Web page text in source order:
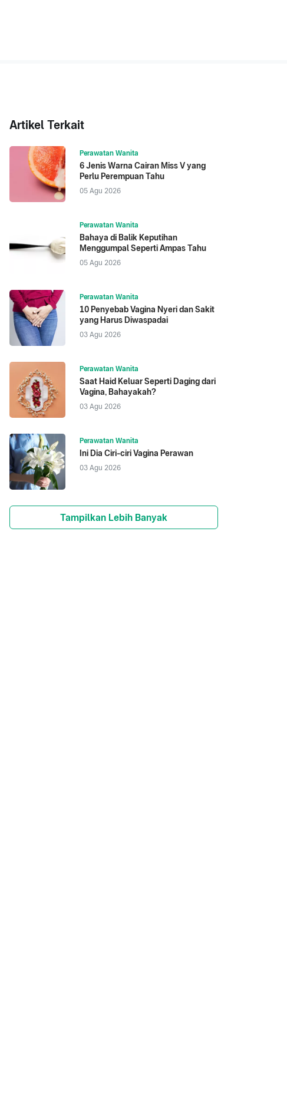
Artikel Terkait
Perawatan Wanita
6 Jenis Warna Cairan Miss V yang
Perlu Perempuan Tahu
05 Agu 2026
Perawatan Wanita
Bahaya di Balik Keputihan
Menggumpal Seperti Ampas Tahu
05 Agu 2026
Perawatan Wanita
10 Penyebab Vagina Nyeri dan Sakit
yang Harus Diwaspadai
03 Agu 2026
Perawatan Wanita
Saat Haid Keluar Seperti Daging dari
Vagina, Bahayakah?
03 Agu 2026
Perawatan Wanita
Ini Dia Ciri-ciri Vagina Perawan
03 Agu 2026
Tampilkan Lebih Banyak